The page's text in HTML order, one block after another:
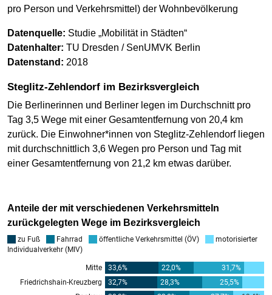
pro Person und Verkehrsmittel) der Wohnbevölkerung
Datenquelle: Studie „Mobilität in Städten“
Datenhalter: TU Dresden / SenUMVK Berlin
Datenstand: 2018
Steglitz-Zehlendorf im Bezirksvergleich
Die Berlinerinnen und Berliner legen im Durchschnitt pro
Tag 3,5 Wege mit einer Gesamtentfernung von 20,4 km
zurück. Die Einwohner*innen von Steglitz-Zehlendorf liegen
mit durchschnittlich 3,6 Wegen pro Person und Tag mit
einer Gesamtentfernung von 21,2 km etwas darüber.
Anteile der mit verschiedenen Verkehrsmitteln
zurückgelegten Wege im Bezirksvergleich